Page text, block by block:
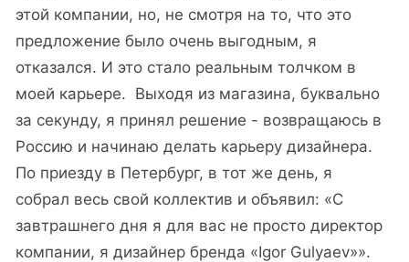
этой компании, но, не смотря на то, что это
предложение было очень выгодным, я
отказался. И это стало реальным толчком в
моей карьере. Выходя из магазина, буквально
за секунду, я принял решение - возвращаюсь в
Россию и начинаю делать карьеру дизайнера.
По приезду в Петербург, в тот же день, я
собрал весь свой коллектив и объявил: «С
завтрашнего дня я для вас не просто директор
компании, я дизайнер бренда «Igor Gulyaev»».